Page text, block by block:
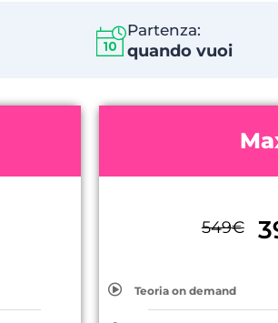
Partenza:
quando vuoi
549€
Teoria on demand